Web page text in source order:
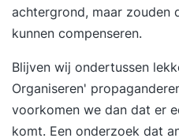
actuele bedrijfskundige
• Ben je in staat om
verandertrajecten
• Weet je hoe je data,
aanstuurt richting
achtergrond, maar zouden
kunnen compenseren.
Blijven wij ondertussen
Organiseren'
voorkomen we dan dat er
komt. Een onderzoek dat